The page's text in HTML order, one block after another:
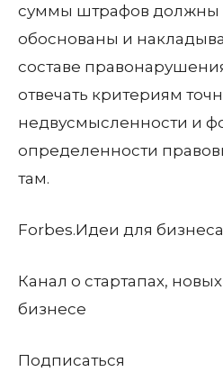
суммы штрафов должны
обоснованы и
составе
отвечать критериям
недвусмысленности и
определенности
там.
Forbes.Идеи для бизнеса
Канал о стартапах,
бизнесе
Подписаться